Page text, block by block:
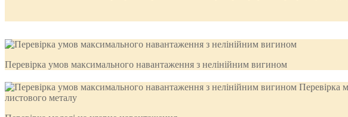
Перевірка умов максимального навантаження з нелінійним вигином